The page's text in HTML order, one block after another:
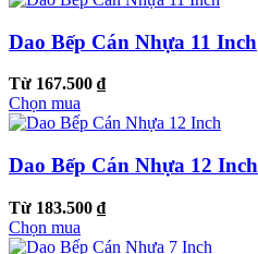
Dao Bếp Cán Nhựa 11 Inch
Từ 167.500 ₫
Chọn mua
Dao Bếp Cán Nhựa 12 Inch
Từ 183.500 ₫
Chọn mua